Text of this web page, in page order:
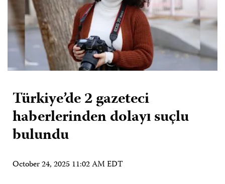
Türkiye’de 2 gazeteci
haberlerinden dolayı suçlu
bulundu
October 24, 2025 11:02 AM EDT